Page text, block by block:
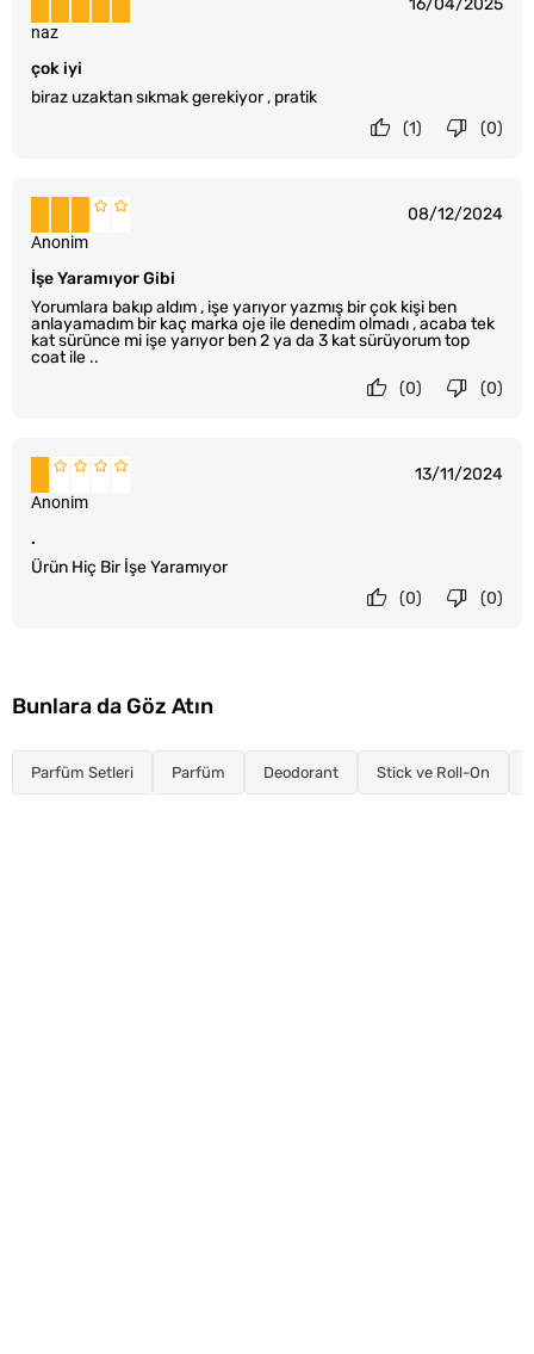
16/04/2025
çok iyi
biraz uzaktan sıkmak gerekiyor , pratik
naz
(0)
(1)
08/12/2024
İşe Yaramıyor Gibi
Yorumlara bakıp aldım , işe yarıyor yazmış bir çok kişi ben
anlayamadım bir kaç marka oje ile denedim olmadı , acaba tek
kat sürünce mi işe yarıyor ben 2 ya da 3 kat sürüyorum top
coat ile ..
Anonim
(0)
(0)
13/11/2024
.
Ürün Hiç Bir İşe Yaramıyor
Anonim
(0)
(0)
Bunlara da Göz Atın
Parfüm Setleri Parfüm Deodorant Stick ve Roll-On